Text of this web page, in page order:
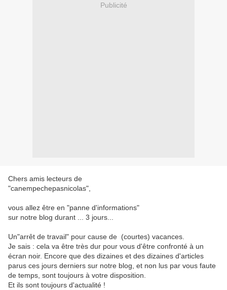
Publicité
Chers amis lecteurs de
"canempechepasnicolas",
vous allez être en "panne d'informations"
sur notre blog durant ... 3 jours...
Un"arrêt de travail" pour cause de (courtes) vacances.
Je sais : cela va être très dur pour vous d'être confronté à un
écran noir. Encore que des dizaines et des dizaines d'articles
parus ces jours derniers sur notre blog, et non lus par vous faute
de temps, sont toujours à votre disposition.
Et ils sont toujours d'actualité !